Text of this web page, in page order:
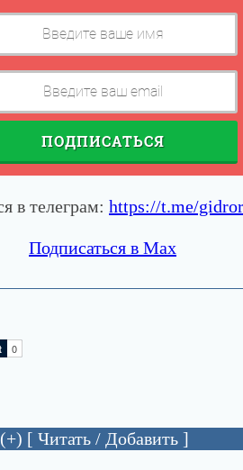
ПОДПИСАТЬСЯ
в телеграм: https://t.me/
Подписаться в Max
(+) [ Читать / Добавить ]